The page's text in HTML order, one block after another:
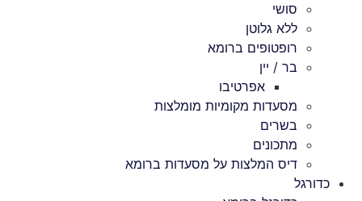
סושי
ללא גלוטן
רופטופים ברומא
בר / יין
אפרטיבו
מסעדות מקומיות מומלצות
בשרים
מתכונים
דיס המלצות על מסעדות ברומא
כדורגל